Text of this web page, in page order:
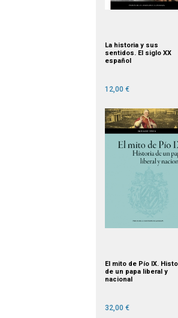
La historia y sus
sentidos. El siglo XX
español
12,00 €
El mito de Pío IX.
de un papa liberal y
nacional
32,00 €